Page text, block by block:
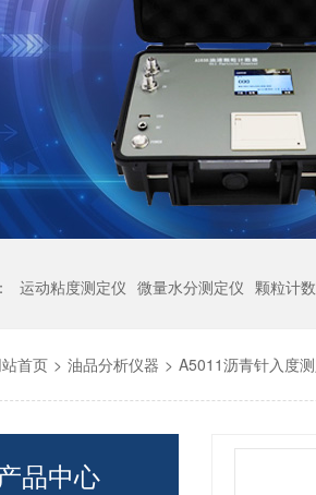
运动粘度测定仪 微量水分测定仪 颗粒计
首页 > 油品分析仪器 > A5011沥青针入度
品中心